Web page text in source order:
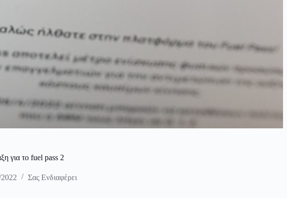
για το fuel pass 2
Σας Ενδιαφέρει